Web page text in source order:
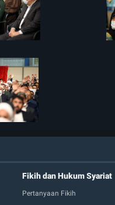
Fikih dan Hukum Syariat
Pertanyaan Fikih